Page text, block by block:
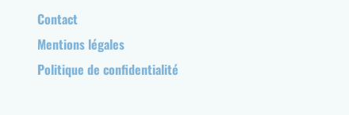
Pied
page
Contact
Mentions légales
Politique de confidentialité